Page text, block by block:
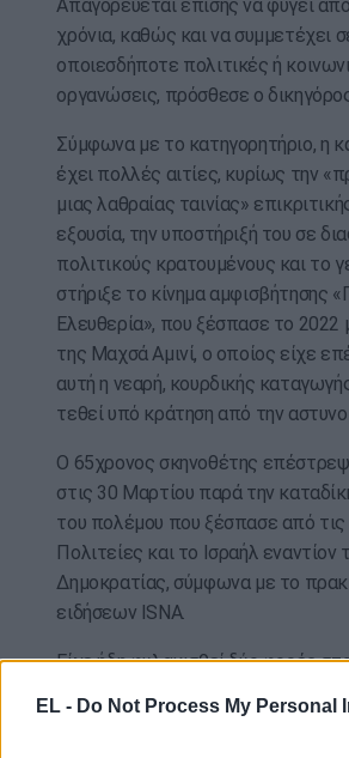
EL - Do Not Process My Personal
Απαγορεύεται επίσης να φύγει
χρόνια, καθώς και να συμμετέχει
οποιεσδήποτε πολιτικές ή
οργανώσεις, πρόσθεσε ο
Σύμφωνα με το κατηγορητήριο, η
έχει πολλές αιτίες, κυρίως την
μιας λαθραίας ταινίας»
εξουσία, την υποστήριξή του σε
πολιτικούς κρατουμένους και το
στήριξε το κίνημα αμφισβήτησης
Ελευθερία», που ξέσπασε το 2022
της Μαχσά Αμινί, ο οποίος είχε
αυτή η νεαρή, κουρδικής
τεθεί υπό κράτηση από την
Ο 65χρονος σκηνοθέτης
στις 30 Μαρτίου παρά την
του πολέμου που ξέσπασε από
Πολιτείες και το Ισραήλ εναντίον
Δημοκρατίας, σύμφωνα με το
ειδήσεων ISNA.
Είχε ήδη φυλακισθεί δύο φορές
επτά μήνες ανάμεσα στο 2022 και